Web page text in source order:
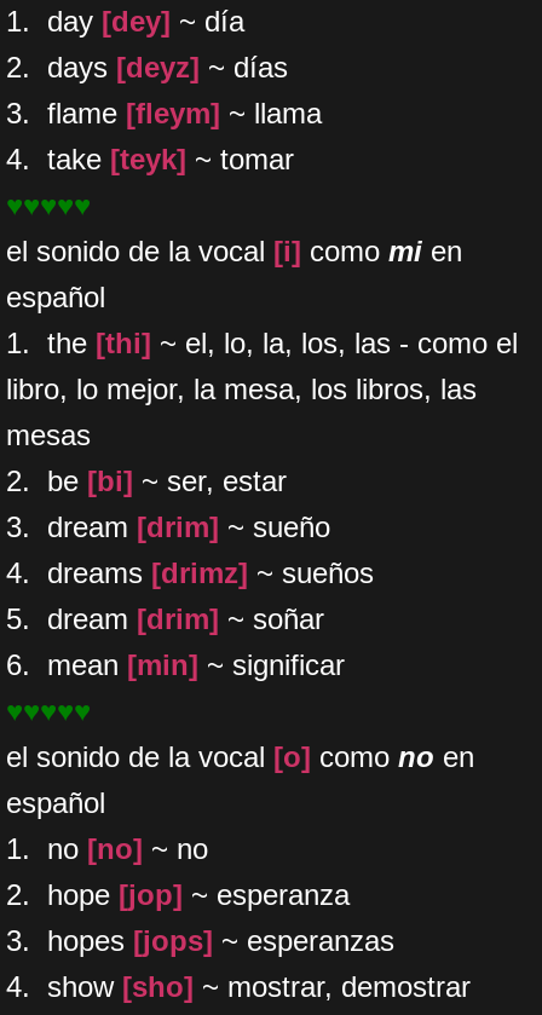
1. day [dey] ~ día
2. days [deyz] ~ días
3. flame [fleym] ~ llama
​4. take [teyk] ~ tomar
♥♥♥♥♥
​el sonido de la vocal [i] como mi en
español
1. the [thi] ~ el, lo, la, los, las - como el
libro, lo mejor, la mesa, los libros, las
mesas
2. be [bi] ~ ser, estar
​3. dream [drim] ~ sueño
​4. dreams [drimz] ~ sueños
​5. dream [drim] ~ soñar
​6. mean [min] ~ significar
♥♥♥♥♥
el sonido de la vocal [o] como no en
español
1. no [no] ~ no
2. hope [jop] ~ esperanza
3. hopes [jops] ~ esperanzas
4. show [sho] ~ mostrar, demostrar